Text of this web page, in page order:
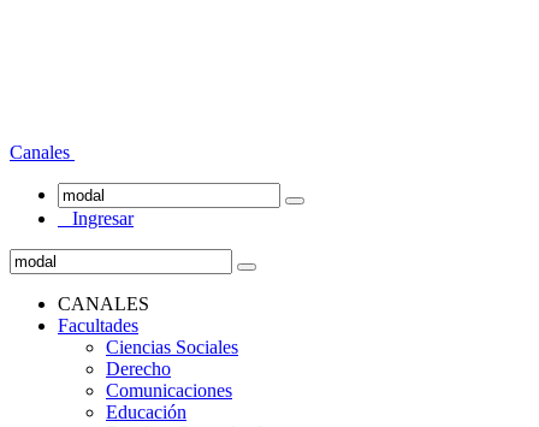
Canales
Ingresar
CANALES
Facultades
Ciencias Sociales
Derecho
Comunicaciones
Educación